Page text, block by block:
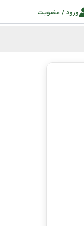
ورود / عضویت